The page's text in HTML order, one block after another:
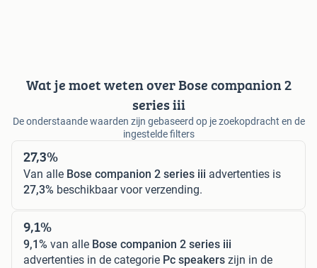
Wat je moet weten over Bose companion 2
series iii
De onderstaande waarden zijn gebaseerd op je zoekopdracht en de
ingestelde filters
27,3%
Van alle Bose companion 2 series iii advertenties is
27,3% beschikbaar voor verzending.
9,1%
9,1% van alle Bose companion 2 series iii
advertenties in de categorie Pc speakers zijn in de